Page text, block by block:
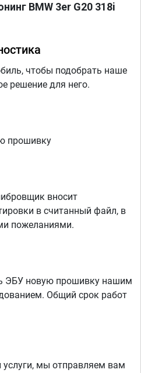
BMW 3er G20 318i
чтобы подобрать наше
решение для него.
прошивку
вносит
в считанный файл, в
пожеланиями.
ЭБУ новую прошивку нашим
Общий срок работ
мы отправляем вам